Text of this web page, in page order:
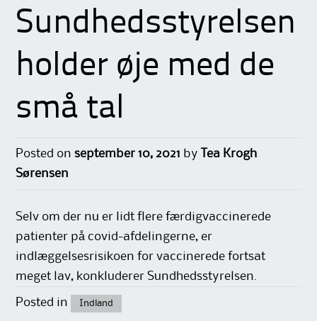
Sundhedsstyrelsen
holder øje med de
små tal
Posted onseptember 10, 2021 by
Tea Krogh
Sørensen
Selv om der nu er lidt flere færdigvaccinerede
patienter på covid-afdelingerne, er
indlæggelsesrisikoen for vaccinerede fortsat
meget lav, konkluderer Sundhedsstyrelsen.
Posted in Indland